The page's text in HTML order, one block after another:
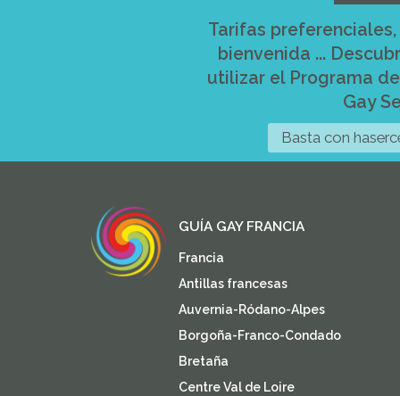
Tarifas
bienvenida ...
utilizar el Programa
Gay
Basta con
GUÍA GAY FRANCIA
Francia
Antillas francesas
Auvernia-Ródano-Alpes
Borgoña-Franco-Condado
Bretaña
Centre Val de Loire